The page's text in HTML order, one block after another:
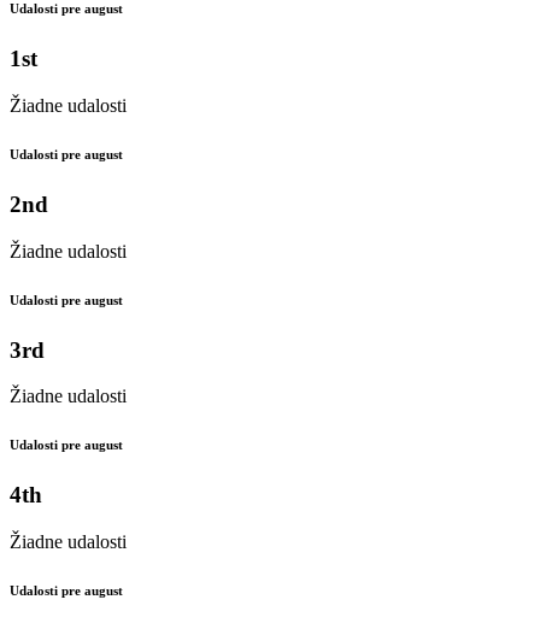
Udalosti pre august
1st
Žiadne udalosti
Udalosti pre august
2nd
Žiadne udalosti
Udalosti pre august
3rd
Žiadne udalosti
Udalosti pre august
4th
Žiadne udalosti
Udalosti pre august